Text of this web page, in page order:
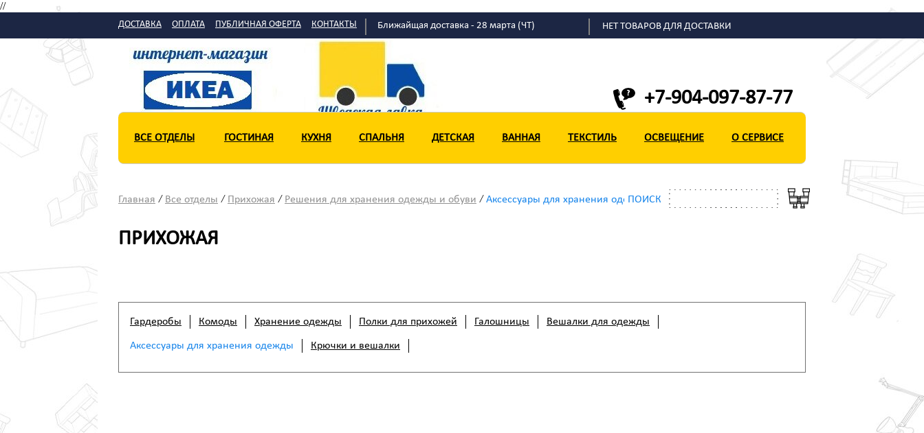
//
ДОСТАВКА ОПЛАТА ПУБЛИЧНАЯ ОФЕРТА КОНТАКТЫ Ближайщая доставка - 28 марта (ЧТ) НЕТ ТОВАРОВ ДЛЯ ДОСТАВКИ
+7-904-097-87-77
ВСЕ ОТДЕЛЫ ГОСТИНАЯ КУХНЯ СПАЛЬНЯ ДЕТСКАЯ ВАННАЯ ТЕКСТИЛЬ ОСВЕЩЕНИЕ О СЕРВИСЕ
Главная / Все отделы / Прихожая / Решения для хранения одежды и обуви / Аксессуары для хранения одежды /
ПОИСК
ПРИХОЖАЯ
Гардеробы Комоды Хранение одежды Полки для прихожей Галошницы Вешалки для одежды
Аксессуары для хранения одежды Крючки и вешалки